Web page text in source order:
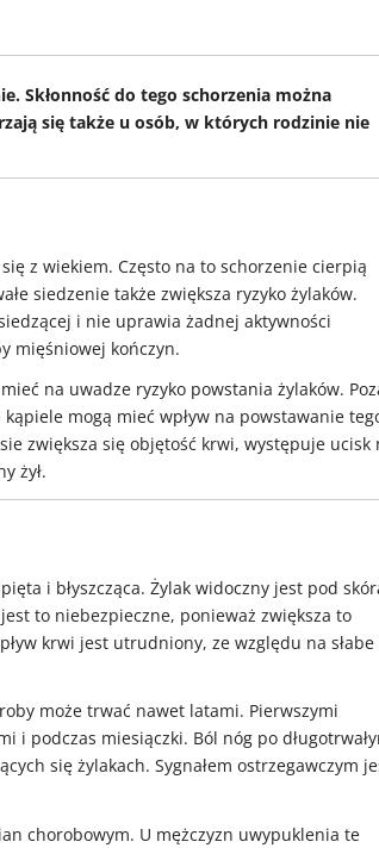
Skłonność do tego schorzenia można
się także u osób, w których rodzinie nie
z wiekiem. Często na to schorzenie cierpią
siedzenie także zwiększa ryzyko żylaków.
i nie uprawia żadnej aktywności
mięśniowej kończyn.
na uwadze ryzyko powstania żylaków.
mogą mieć wpływ na powstawanie
zwiększa się objętość krwi, występuje ucisk
żył.
i błyszcząca. Żylak widoczny jest pod
to niebezpieczne, ponieważ zwiększa to
krwi jest utrudniony, ze względu na słabe
może trwać nawet latami. Pierwszymi
i podczas miesiączki. Ból nóg po
się żylakach. Sygnałem ostrzegawczym
chorobowym. U mężczyzn uwypuklenia te